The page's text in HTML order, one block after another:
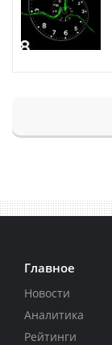
Главное
Новости
Аналитика
Рейтинги